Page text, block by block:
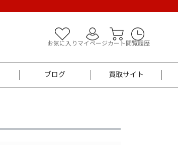
お気に入り マイページカート 閲覧履歴
ブログ 買取サイト